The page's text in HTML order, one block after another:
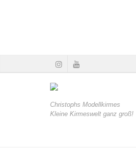
Christophs Modellkirmes
Kleine Kirmeswelt ganz groß!